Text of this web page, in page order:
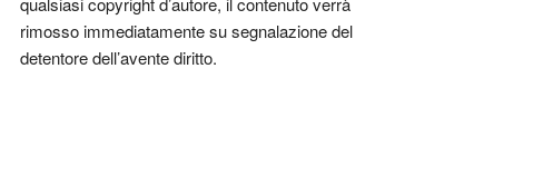
rimosso immediatamente su segnalazione del
detentore dell’avente diritto.